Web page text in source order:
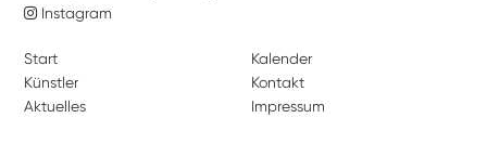
Instagram
Start
Künstler
Aktuelles
Kalender
Kontakt
Impressum